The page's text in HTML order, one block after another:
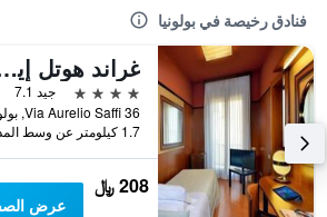
فنادق رخيصة في بولونيا
غراند
4 نجوم
جيد 7.1
1.7 كيلومتر عن وسط المدينة
208 ﷼
عرض